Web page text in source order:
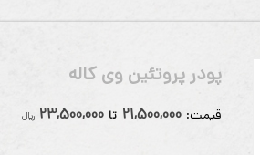
پودر پروتئین وی کاله
قيمت: 21,500,000 تا 23,500,000 ريال